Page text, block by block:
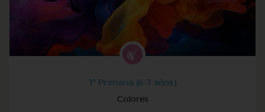
1º Primaria (6-7 años)
Colores